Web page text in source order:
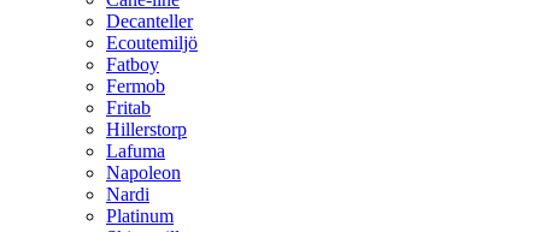
Decanteller
Ecoutemiljö
Fatboy
Fermob
Fritab
Hillerstorp
Lafuma
Napoleon
Nardi
Platinum